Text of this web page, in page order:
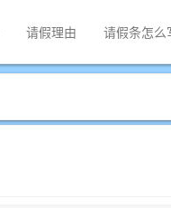
请假理由 请假条怎么